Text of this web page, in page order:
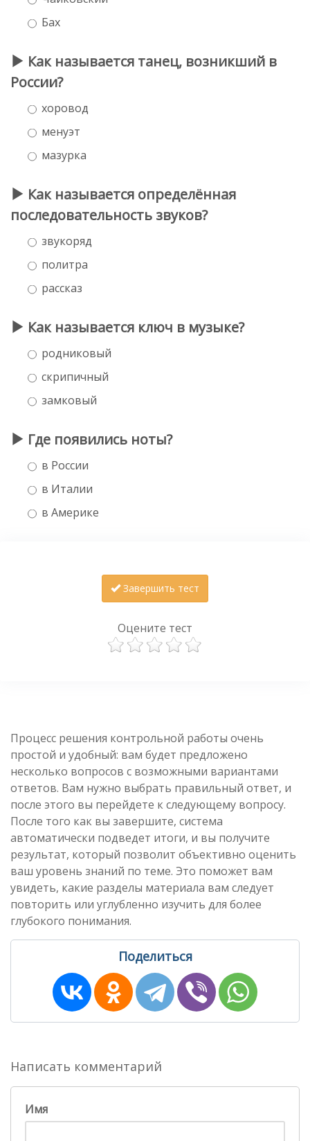
Бах
Как называется танец, возникший в
России?
хоровод
менуэт
мазурка
Как называется определённая
последовательность звуков?
звукоряд
политра
рассказ
Как называется ключ в музыке?
родниковый
скрипичный
замковый
Где появились ноты?
в России
в Италии
в Америке
Завершить тест
Оцените тест
Процесс решения контрольной работы очень
простой и удобный: вам будет предложено
несколько вопросов с возможными вариантами
ответов. Вам нужно выбрать правильный ответ, и
после этого вы перейдете к следующему вопросу.
После того как вы завершите, система
автоматически подведет итоги, и вы получите
результат, который позволит объективно оценить
ваш уровень знаний по теме. Это поможет вам
увидеть, какие разделы материала вам следует
повторить или углубленно изучить для более
глубокого понимания.
Поделиться
Написать комментарий
Имя